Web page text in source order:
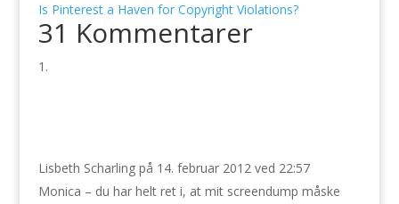
Is Pinterest a Haven for Copyright Violations?
31 Kommentarer
Lisbeth Scharling på 14. februar 2012 ved 22:57
Monica – du har helt ret i, at mit screendump måske